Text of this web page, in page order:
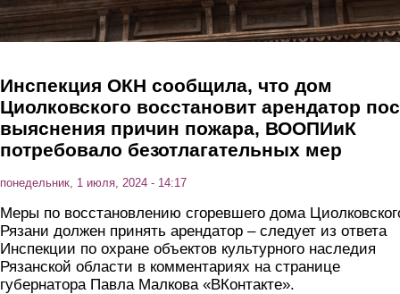
Инспекция ОКН сообщила, что дом
Циолковского восстановит арендатор
выяснения причин пожара, ВООПИиК
потребовало безотлагательных мер
понедельник, 1 июля, 2024 - 14:17
Меры по восстановлению сгоревшего дома
Рязани должен принять арендатор – следует из ответа
Инспекции по охране объектов культурного наследия
Рязанской области в комментариях на странице
губернатора Павла Малкова «ВКонтакте».